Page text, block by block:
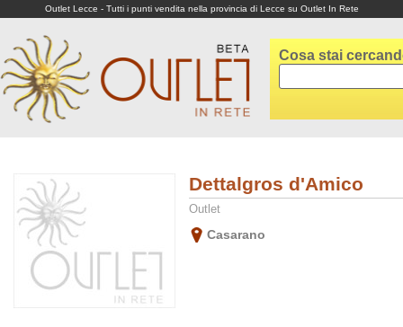
Outlet Lecce - Tutti i punti vendita nella provincia di Lecce su Outlet In Rete
Cosa stai
Dettalgros d'Amico
Outlet
Casarano